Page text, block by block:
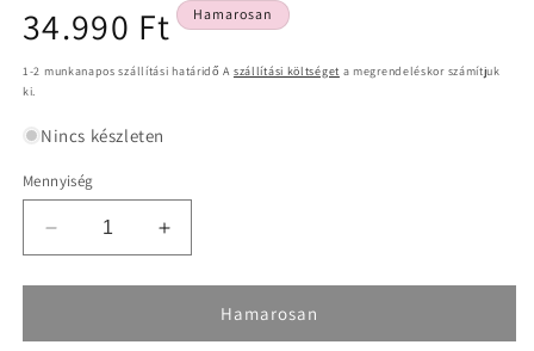
Normál
ár
34.990 Ft Hamarosan
1-2 munkanapos szállítási határidő A szállítási költséget a megrendeléskor számítjuk
ki.
Nincs készleten
Mennyiség
KEGARI
Nooro
hajlított
kutyakozmetikai
KEGARI
Nooro
hajlított
Chunker
kutyakozmetikai
Hamarosan